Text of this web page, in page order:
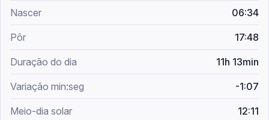
06:34
17:48
11h 13min
-1:07
12:11